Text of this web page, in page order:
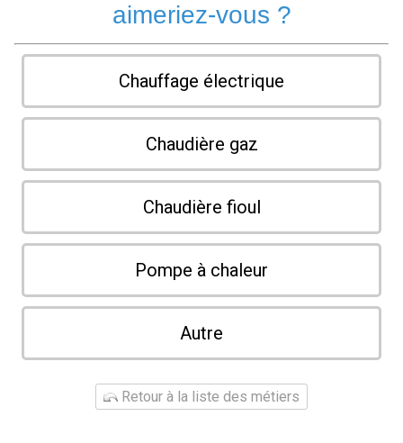
aimeriez-vous ?
Chauffage électrique
Chaudière gaz
Chaudière fioul
Pompe à chaleur
Autre
Retour à la liste des métiers